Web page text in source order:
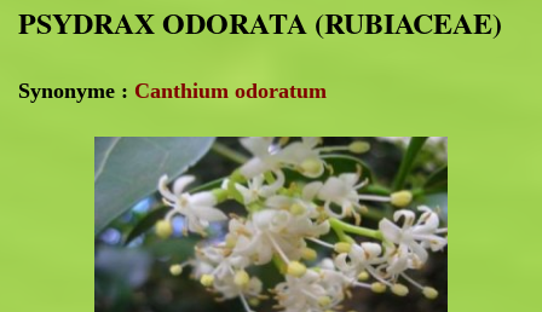
PSYDRAX ODORATA (RUBIACEAE)
Synonyme : Canthium odoratum